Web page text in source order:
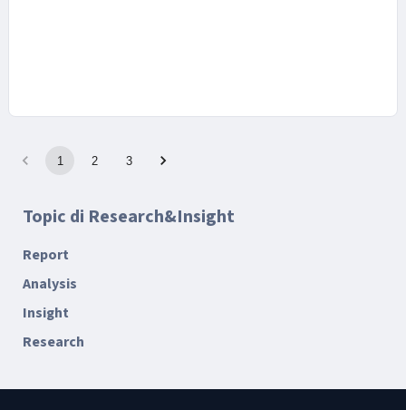
1 2 3
Topic di Research&Insight
Report
Analysis
Insight
Research